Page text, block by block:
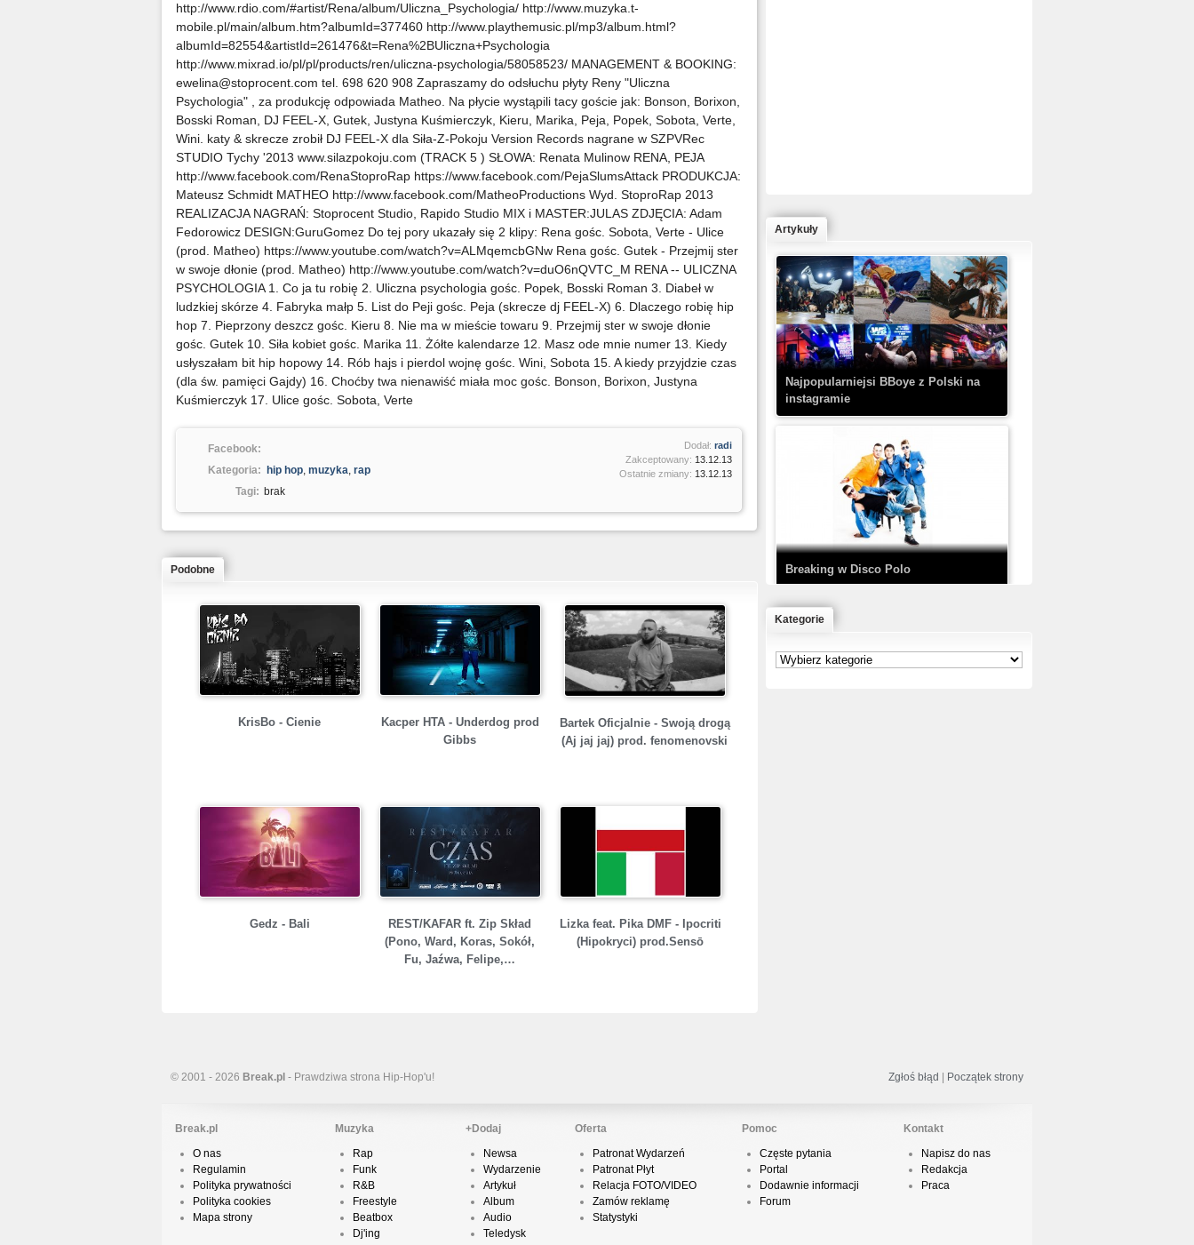
http://www.rdio.com/#artist/Rena/album/Uliczna_Psychologia/ http://www.muzyka.t-
mobile.pl/main/album.htm?albumId=377460 http://www.playthemusic.pl/mp3/album.html?
albumId=82554&artistId=261476&t=Rena%2BUliczna+Psychologia
http://www.mixrad.io/pl/pl/products/ren/uliczna-psychologia/58058523/ MANAGEMENT & BOOKING:
ewelina@stoprocent.com tel. 698 620 908 Zapraszamy do odsłuchu płyty Reny "Uliczna
Psychologia" , za produkcję odpowiada Matheo. Na płycie wystąpili tacy goście jak: Bonson, Borixon,
Bosski Roman, DJ FEEL-X, Gutek, Justyna Kuśmierczyk, Kieru, Marika, Peja, Popek, Sobota, Verte,
Wini. katy & skrecze zrobił DJ FEEL-X dla Siła-Z-Pokoju Version Records nagrane w SZPVRec
STUDIO Tychy '2013 www.silazpokoju.com (TRACK 5 ) SŁOWA: Renata Mulinow RENA, PEJA
http://www.facebook.com/RenaStoproRap https://www.facebook.com/PejaSlumsAttack PRODUKCJA:
Mateusz Schmidt MATHEO http://www.facebook.com/MatheoProductions Wyd. StoproRap 2013
REALIZACJA NAGRAŃ: Stoprocent Studio, Rapido Studio MIX i MASTER:JULAS ZDJĘCIA: Adam
Fedorowicz DESIGN:GuruGomez Do tej pory ukazały się 2 klipy: Rena gośc. Sobota, Verte - Ulice
(prod. Matheo) https://www.youtube.com/watch?v=ALMqemcbGNw Rena gośc. Gutek - Przejmij ster
w swoje dłonie (prod. Matheo) http://www.youtube.com/watch?v=duO6nQVTC_M RENA -- ULICZNA
PSYCHOLOGIA 1. Co ja tu robię 2. Uliczna psychologia gośc. Popek, Bosski Roman 3. Diabeł w
ludzkiej skórze 4. Fabryka małp 5. List do Peji gośc. Peja (skrecze dj FEEL-X) 6. Dlaczego robię hip
hop 7. Pieprzony deszcz gośc. Kieru 8. Nie ma w mieście towaru 9. Przejmij ster w swoje dłonie
gośc. Gutek 10. Siła kobiet gośc. Marika 11. Żółte kalendarze 12. Masz ode mnie numer 13. Kiedy
usłyszałam bit hip hopowy 14. Rób hajs i pierdol wojnę gośc. Wini, Sobota 15. A kiedy przyjdzie czas
(dla św. pamięci Gajdy) 16. Choćby twa nienawiść miała moc gośc. Bonson, Borixon, Justyna
Kuśmierczyk 17. Ulice gośc. Sobota, Verte
Facebook:
Kategoria:
hip hop, muzyka, rap
Tagi: brak
Dodał: radi
Zakceptowany: 13.12.13
Ostatnie zmiany: 13.12.13
Podobne
KrisBo - Cienie
Kacper HTA - Underdog prod
Gibbs
Bartek Oficjalnie - Swoją drogą
(Aj jaj jaj) prod. fenomenovski
Gedz - Bali
REST/KAFAR ft. Zip Skład
(Pono, Ward, Koras, Sokół,
Fu, Jaźwa, Felipe,…
Lizka feat. Pika DMF - Ipocriti
(Hipokryci) prod.Sensō
Kaczorex w najnowszym klipie: HRYPA
– Kobieta z walizką
TEDE & SIR MICH - KICKDOWN /
DISCO NOIR
Prod. Chubeats, Scratch:…
Odsłuch taśmy Camey - Rytm Ulicy 99
Artykuły
Najpopularniejsi BBoye z Polski na
instagramie
Breaking w Disco Polo
Kategorie
© 2001 - 2026 Break.pl - Prawdziwa strona Hip-Hop'u! Zgłoś błąd Początek strony
Break.pl
O nas
Regulamin
Polityka prywatności
Polityka cookies
Mapa strony
Muzyka
Rap
Funk
R&B
Freestyle
Beatbox
Dj'ing
+Dodaj
Newsa
Wydarzenie
Artykuł
Album
Audio
Teledysk
Oferta
Patronat Wydarzeń
Patronat Płyt
Relacja FOTO/VIDEO
Zamów reklamę
Statystyki
Pomoc
Częste pytania
Portal
Dodawnie informacji
Forum
Kontakt
Napisz do nas
Redakcja
Praca